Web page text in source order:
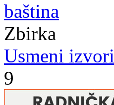
baština
Zbirka
Usmeni izvori
9